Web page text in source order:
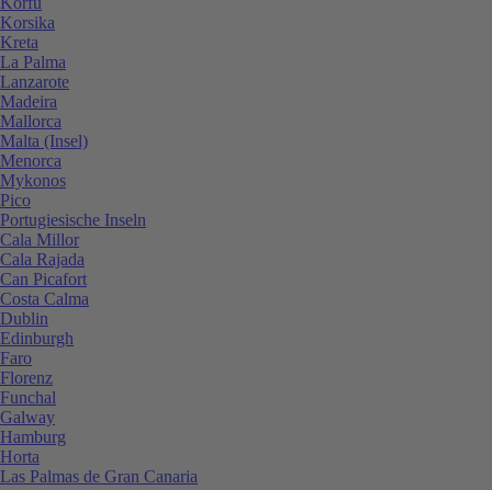
Korsika
Kreta
La Palma
Lanzarote
Madeira
Mallorca
Malta (Insel)
Menorca
Mykonos
Pico
Portugiesische Inseln
Cala Millor
Cala Rajada
Can Picafort
Costa Calma
Dublin
Edinburgh
Faro
Florenz
Funchal
Galway
Hamburg
Horta
Las Palmas de Gran Canaria